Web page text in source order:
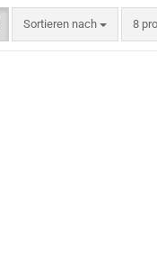
Sortieren nach
Sortieren nach 8
pro